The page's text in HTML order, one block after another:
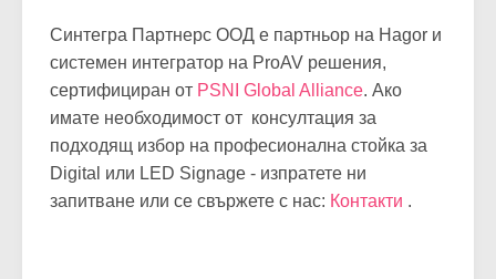
Синтегра Партнерс ООД е партньор на Hagor и
системен интегратор на ProAV решения,
сертифициран от PSNI Global Alliance. Ако
имате необходимост от консултация за
подходящ избор на професионална стойка за
Digital или LED Signage - изпратете ни
запитване или се свържете с нас: Контакти .